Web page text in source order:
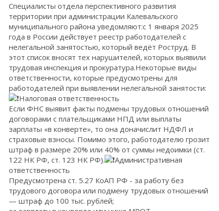
Специалисты отдела перспективного развития
территории при администрации Калевальского
муниципального района уведомляют:с 1 января 2025
года в России действует реестр работодателей с
нелегальной занятостью, который ведёт Роструд. В
этот список вносят тех нарушителей, которых выявили
трудовая инспекция и прокуратура.Некоторые виды
ответственности, которые предусмотрены для
работодателей при выявлении нелегальной занятости:
Налоговая ответственность
Если ФНС выявит факты подмены трудовых отношений
договорами с плательщиками НПД или выплаты
зарплаты «в конверте», то она доначислит НДФЛ и
страховые взносы. Помимо этого, работодателю грозит
штраф в размере 20% или 40% от суммы недоимки (ст.
122 НК РФ, ст. 123 НК РФ).
Административная
ответственность
Предусмотрена ст. 5.27 КоАП РФ - за работу без
трудового договора или подмену трудовых отношений
— штраф до 100 тыс. рублей;